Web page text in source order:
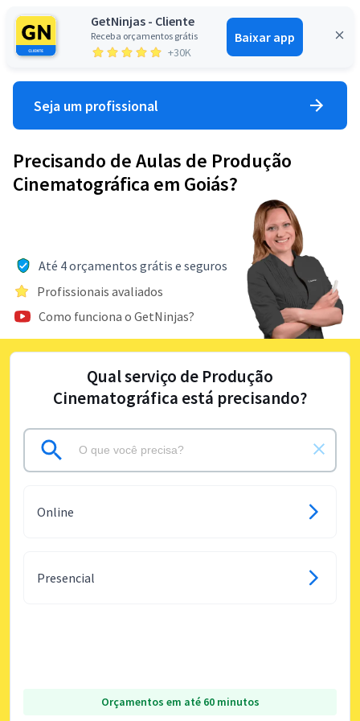
GetNinjas - Cliente
Receba orçamentos grátis
+30K
Baixar app
Entrar
Seja um profissional
Precisando de Aulas de Produção
Cinematográfica em Goiás?
Até 4 orçamentos grátis e seguros
Profissionais avaliados
Como funciona o GetNinjas?
Qual serviço de Produção
Cinematográfica está precisando?
Online
Presencial
Orçamentos em até 60 minutos